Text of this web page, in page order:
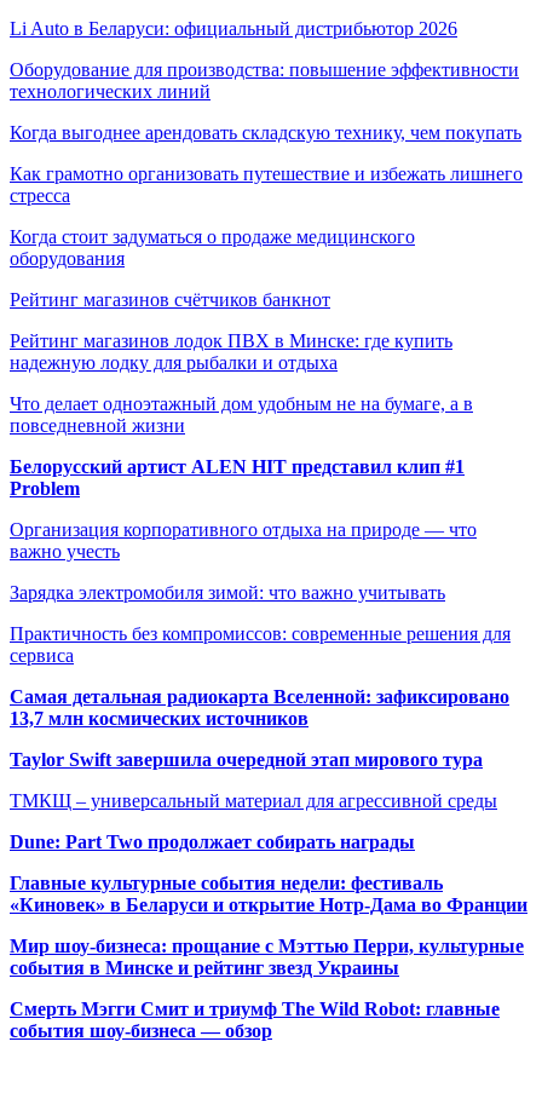
Li Auto в Беларуси: официальный дистрибьютор 2026
Оборудование для производства: повышение эффективности
технологических линий
Когда выгоднее арендовать складскую технику, чем покупать
Как грамотно организовать путешествие и избежать лишнего
стресса
Когда стоит задуматься о продаже медицинского
оборудования
Рейтинг магазинов счётчиков банкнот
Рейтинг магазинов лодок ПВХ в Минске: где купить
надежную лодку для рыбалки и отдыха
Что делает одноэтажный дом удобным не на бумаге, а в
повседневной жизни
Белорусский артист ALEN HIT представил клип #1
Problem
Организация корпоративного отдыха на природе — что
важно учесть
Зарядка электромобиля зимой: что важно учитывать
Практичность без компромиссов: современные решения для
сервиса
Самая детальная радиокарта Вселенной: зафиксировано
13,7 млн космических источников
Taylor Swift завершила очередной этап мирового тура
ТМКЩ – универсальный материал для агрессивной среды
Dune: Part Two продолжает собирать награды
Главные культурные события недели: фестиваль
«Киновек» в Беларуси и открытие Нотр-Дама во Франции
Мир шоу-бизнеса: прощание с Мэттью Перри, культурные
события в Минске и рейтинг звезд Украины
Смерть Мэгги Смит и триумф The Wild Robot: главные
события шоу-бизнеса — обзор